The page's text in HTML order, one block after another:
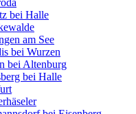
bei Halle
am See
bei Wurzen
bei Altenburg
bei Halle